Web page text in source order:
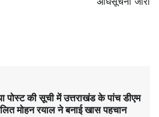
पोस्ट की सूची में उत्तराखंड के पांच डीएम
मोहन रयाल ने बनाई खास पहचान